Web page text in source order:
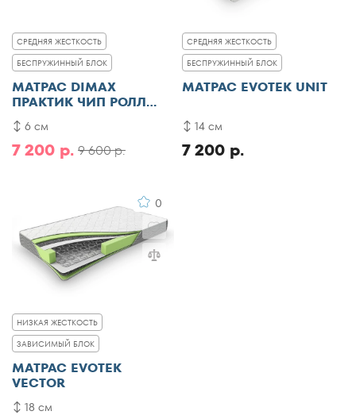
СРЕДНЯЯ ЖЕСТКОСТЬ
БЕСПРУЖИННЫЙ БЛОК
МАТРАС DIMAX
ПРАКТИК ЧИП РОЛЛ
БАЛАНС ФОАМ ФАЙВ
9 600 р.
7 200 р.
6 см
СРЕДНЯЯ ЖЕСТКОСТЬ
БЕСПРУЖИННЫЙ БЛОК
МАТРАС EVOTEK UNIT
7 200 р.
14 см
0
НИЗКАЯ ЖЕСТКОСТЬ
ЗАВИСИМЫЙ БЛОК
МАТРАС EVOTEK
VECTOR
18 см